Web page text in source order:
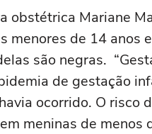
obstétrica Mariane
menores de 14 anos
são negras.
de gestação
ocorrido. O risco
meninas de menos